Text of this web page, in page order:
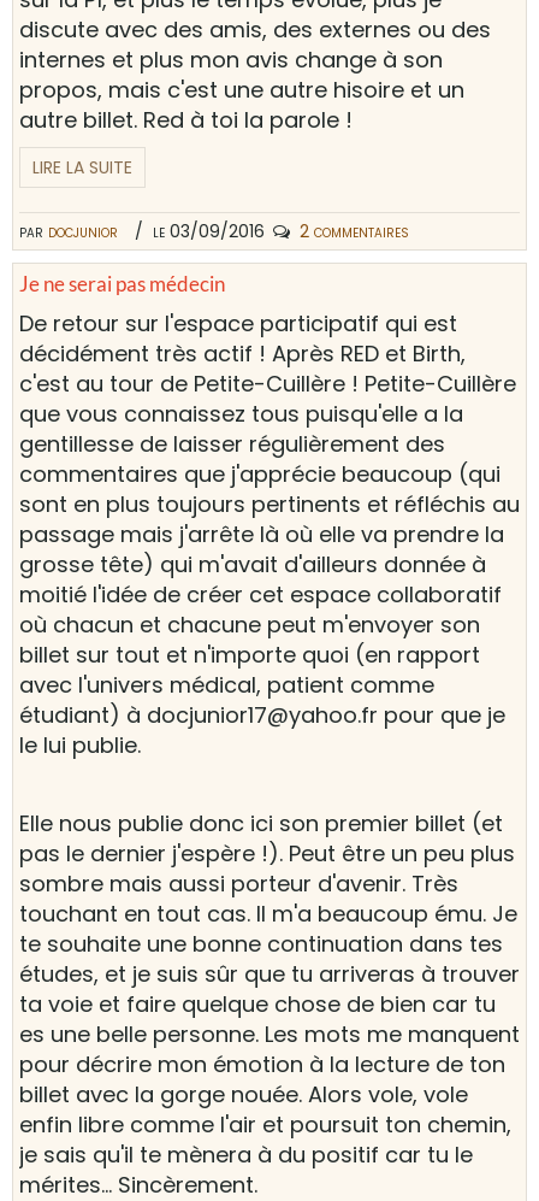
par docjunior le 03/09/2016 2 commentaires
discute avec des amis, des externes ou des
internes et plus mon avis change à son
propos, mais c'est une autre hisoire et un
autre billet. Red à toi la parole !
LIRE LA SUITE
Je ne serai pas médecin
De retour sur l'espace participatif qui est
décidément très actif ! Après RED et Birth,
c'est au tour de Petite-Cuillère ! Petite-Cuillère
que vous connaissez tous puisqu'elle a la
gentillesse de laisser régulièrement des
commentaires que j'apprécie beaucoup (qui
sont en plus toujours pertinents et réfléchis au
passage mais j'arrête là où elle va prendre la
grosse tête) qui m'avait d'ailleurs donnée à
moitié l'idée de créer cet espace collaboratif
où chacun et chacune peut m'envoyer son
billet sur tout et n'importe quoi (en rapport
avec l'univers médical, patient comme
étudiant) à docjunior17@yahoo.fr pour que je
le lui publie.
Elle nous publie donc ici son premier billet (et
pas le dernier j'espère !). Peut être un peu plus
sombre mais aussi porteur d'avenir. Très
touchant en tout cas. Il m'a beaucoup ému. Je
te souhaite une bonne continuation dans tes
études, et je suis sûr que tu arriveras à trouver
ta voie et faire quelque chose de bien car tu
es une belle personne. Les mots me manquent
pour décrire mon émotion à la lecture de ton
billet avec la gorge nouée. Alors vole, vole
enfin libre comme l'air et poursuit ton chemin,
je sais qu'il te mènera à du positif car tu le
mérites... Sincèrement.